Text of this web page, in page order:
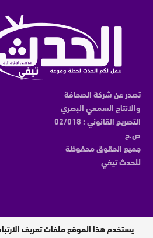
تصدر عن شركة الصحافة
والانتاج السمعي البصري
التصريح القانوني : 02/018
ص.ح
جميع الحقوق محفوظة
للحدث تيفي
يستخدم هذا الموقع ملفات تعريف